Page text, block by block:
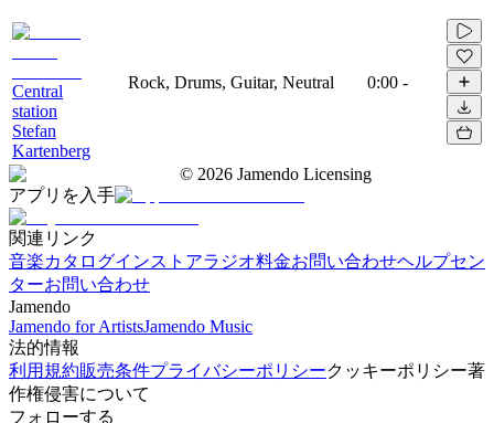
Central
station
Stefan
Kartenberg
Rock, Drums, Guitar, Neutral 0:00 -
© 2026 Jamendo Licensing
アプリを入手
関連リンク
音楽カタログインストアラジオ料金お問い合わせヘルプセン
ターお問い合わせ
Jamendo
Jamendo for ArtistsJamendo Music
法的情報
利用規約販売条件プライバシーポリシークッキーポリシー著
作権侵害について
フォローする